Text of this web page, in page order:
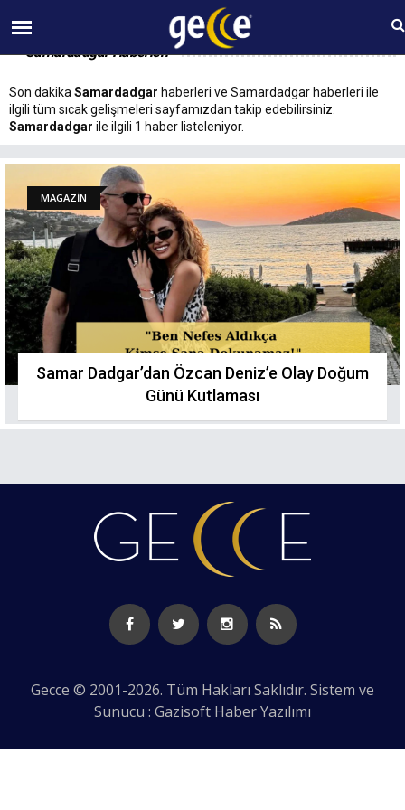
07 AĞUSTOS Cuma 10:17
Samardadgar Haberleri
Son dakika Samardadgar haberleri ve Samardadgar haberleri ile
ilgili tüm sıcak gelişmeleri sayfamızdan takip edebilirsiniz.
Samardadgar ile ilgili 1 haber listeleniyor.
MAGAZİN
Samar Dadgar’dan Özcan Deniz’e Olay Doğum
Günü Kutlaması
Gecce © 2001-2026. Tüm Hakları Saklıdır. Sistem ve
Sunucu : Gazisoft Haber Yazılımı